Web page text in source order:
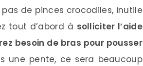
pas de pinces crocodiles, inutile
tout d’abord à solliciter l’aide
besoin de bras pour pousser
une pente, ce sera beaucoup